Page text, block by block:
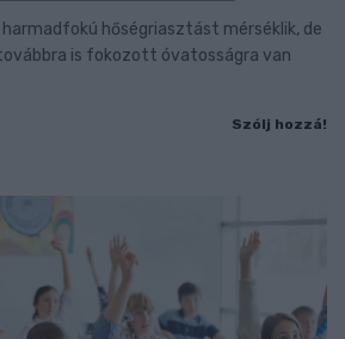
hőségriasztást mérséklik, de
is fokozott óvatosságra van
Szólj hozzá!